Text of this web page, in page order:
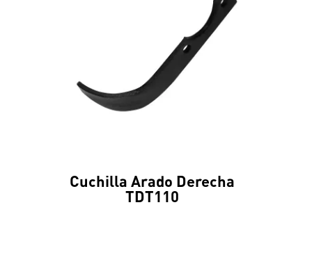
Cuchilla Arado Derecha
TDT110